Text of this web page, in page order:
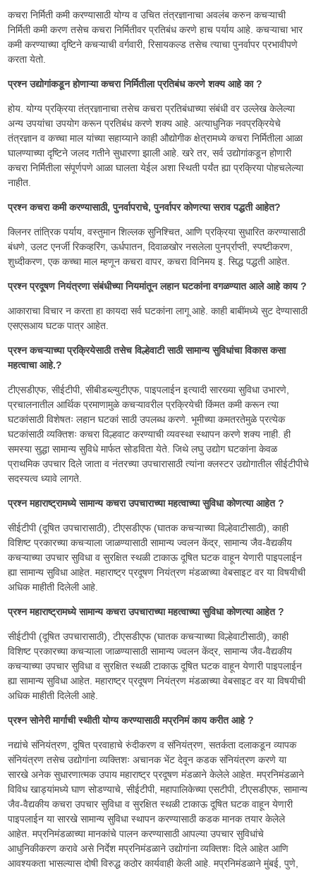
कचरा निर्मिती कमी करण्यासाठी योग्य व उचित तंत्रज्ञानाचा अवलंब करुन कचऱ्याची
निर्मिती कमी करण तसेच कचरा निर्मितीवर प्रतिबंध करणे हाच पर्याय आहे. कचऱ्याचा भार
कमी करण्याच्या दृष्टिने कचऱ्याची वर्गवारी, रिसायकल्ड तसेच त्याचा पुनर्वापर प्रभावीपणे
करता येतो.
प्रश्न उद्योगांकडून होणाऱ्या कचरा निर्मितीला प्रतिबंध करणे शक्य आहे का ?
होय. योग्य प्रक्रिया तंत्रज्ञानाचा तसेच कचरा प्रतिबंधाच्या संबंधी वर उल्लेख केलेल्या
अन्य उपयांचा उपयोग करून प्रतिबंध करणे शक्य आहे. अत्याधुनिक नवप्रक्रियेचे
तंत्रज्ञान व कच्चा माल यांच्या सहाय्याने काही औद्योगीक क्षेत्रामध्ये कचरा निर्मितीला आळा
घालण्याच्या दृष्टिने जलद गतीने सुधारणा झाली आहे. खरे तर, सर्व उद्योगांकडून होणारी
कचरा निर्मितीला संपूर्णपणे आळा घालता येईल अशा स्थिती पर्यंत ह्या प्रक्रिया पोहचलेल्या
नाहीत.
प्रश्न कचरा कमी करण्यासाठी, पुनर्वापराचे, पुनर्वापर कोणत्या सराव पद्धती आहेत?
क्लिनर तांत्रिक पर्याय, वस्तुमान शिल्लक सुनिश्चित, आणि प्रक्रिया सुधारित करण्यासाठी
बंधणे, उलट एनर्जी रिकव्हरिंग, ऊर्धपातन, दिवाळखोर नसलेला पुनर्प्राप्ती, स्पष्टीकरण,
शुध्दीकरण, एक कच्चा माल म्हणून कचरा वापर, कचरा विनिमय इ. सिद्ध पद्धती आहेत.
प्रश्न प्रदूषण नियंत्रणा संबंधीच्या नियमांतून लहान घटकांना वगळण्यात आले आहे काय ?
आकाराचा विचार न करता हा कायदा सर्व घटकांना लागू आहे. काही बाबींमध्ये सुट देण्यासाठी
एसएसआय घटक पात्र आहेत.
प्रश्न कचऱ्याच्या प्रक्रियेसाठी तसेच विल्हेवाटी साठी सामान्य सुविधांचा विकास कसा
महत्वाचा आहे.?
टीएसडीएफ, सीईटीपी, सीबीडब्ल्युटीएफ, पाइपलाईन इत्यादी सारख्या सुविधा उभारणे,
प्रचालनातील आर्थिक प्रमाणामुळे कचऱ्यावरील प्रक्रियेची किंमत कमी करून त्या
घटकांसाठी विशेषतः लहान घटकां साठी उपलब्ध करणे. भूमीच्या कमतरतेमुळे प्रत्येक
घटकांसाठी व्यक्तिशः कचरा विल्हवाट करण्याची व्यवस्था स्थापन करणे शक्य नाही. ही
समस्या सुद्धा सामान्य सुविधे मार्फत सोडविता येते. जिथे लघु उद्योग घटकांना केवळ
प्राथमिक उपचार दिले जाता व नंतरच्या उपचारासाठी त्यांना क्लस्टर उद्योगातील सीईटीपीचे
सदस्यत्व ध्यावे लागते.
प्रश्न महाराष्ट्रामध्ये सामान्य कचरा उपचाराच्या महत्वाच्या सुविधा कोणत्या आहेत ?
सीईटीपी (दूषित उपचारासाठी), टीएसडीएफ (घातक कचऱ्याच्या विल्हेवाटीसाठी), काही
विशिष्ट प्रकारच्या कचऱ्याला जाळण्यासाठी सामान्य ज्वलन केंद्र, सामान्य जैव-वैद्यकीय
कचऱ्याच्या उपचार सुविधा व सुरक्षित स्थळी टाकाऊ दूषित घटक वाहून येणारी पाइपलाईन
ह्या सामान्य सुविधा आहेत. महाराष्ट्र प्रदूषण नियंत्रण मंडळाच्या वेबसाइट वर या विषयीची
अधिक माहीती दिलेली आहे.
प्रश्न महाराष्ट्रामध्ये सामान्य कचरा उपचाराच्या महत्वाच्या सुविधा कोणत्या आहेत ?
सीईटीपी (दूषित उपचारासाठी), टीएसडीएफ (घातक कचऱ्याच्या विल्हेवाटीसाठी), काही
विशिष्ट प्रकारच्या कचऱ्याला जाळण्यासाठी सामान्य ज्वलन केंद्र, सामान्य जैव-वैद्यकीय
कचऱ्याच्या उपचार सुविधा व सुरक्षित स्थळी टाकाऊ दूषित घटक वाहून येणारी पाइपलाईन
ह्या सामान्य सुविधा आहेत. महाराष्ट्र प्रदूषण नियंत्रण मंडळाच्या वेबसाइट वर या विषयीची
अधिक माहीती दिलेली आहे.
प्रश्न सोनेरी मार्गाची स्थीती योग्य करण्यासाठी मप्रनिमं काय करीत आहे ?
नद्यांचे संनियंत्रण, दूषित प्रवाहाचे रुंदीकरण व संनियंत्रण, सतर्कता दलाकडून व्यापक
संनियंत्रण तसेच उद्योगांना व्यक्तिशः अचानक भेंट देवून कडक संनियंत्रण करणे या
सारखे अनेक सुधारणात्मक उपाय महाराष्ट्र प्रदूषण मंडळाने केलेले आहेत. मप्रनिमंडळाने
विविध खाड्यांमध्ये घाण सोडण्याचे, सीईटीपी, महापालिकेच्या एसटीपी, टीएसडीएफ, सामान्य
जैव-वैद्यकीय कचरा उपचार सुविधा व सुरक्षित स्थळी टाकाऊ दूषित घटक वाहून येणारी
पाइपलाईन या सारखे सामान्य सुविधा स्थापन करण्यासाठी कडक मानक तयार केलेले
आहेत. मप्रनिमंडळाच्या मानकांचे पालन करण्यासाठी आपल्या उपचार सुविधांचे
आधुनिकीकरण करावे असे निर्देश मप्रनिमंडळाने उद्योगांना व्यक्तिशः दिले आहेत आणि
आवश्यकता भासल्यास दोषी विरुद्ध कठोर कार्यवाही केली आहे. मप्रनिमंडळाने मुंबई, पुणे,